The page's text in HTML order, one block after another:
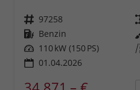
Fahrzeugnr. 97258
Kraftstoff Benzin
Leistung 110 kW (150 PS)
01.04.2026